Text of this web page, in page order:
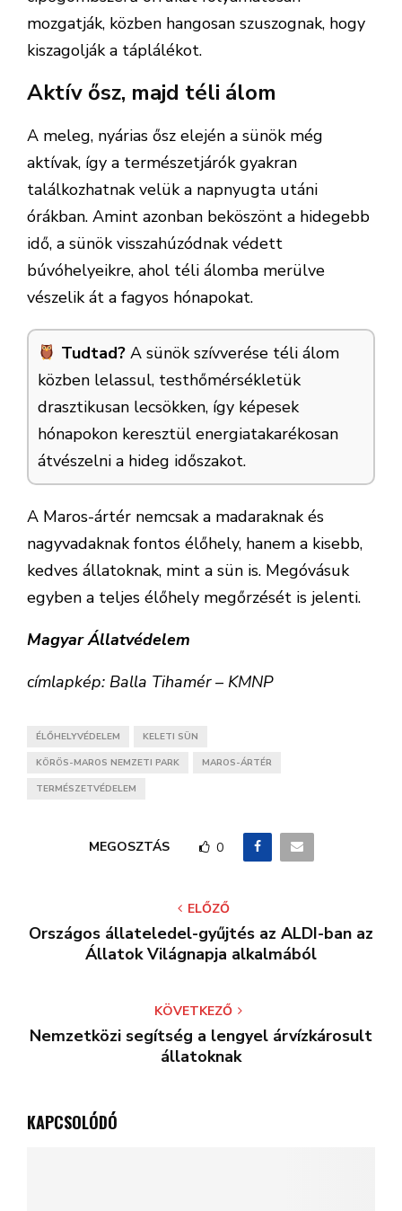
mozgatják, közben hangosan szuszognak, hogy
kiszagolják a táplálékot.
Aktív ősz, majd téli álom
A meleg, nyárias ősz elején a sünök még
aktívak, így a természetjárók gyakran
találkozhatnak velük a napnyugta utáni
órákban. Amint azonban beköszönt a hidegebb
idő, a sünök visszahúzódnak védett
búvóhelyeikre, ahol téli álomba merülve
vészelik át a fagyos hónapokat.
Tudtad?A sünök szívverése téli álom
közben lelassul, testhőmérsékletük
drasztikusan lecsökken, így képesek
hónapokon keresztül energiatakarékosan
átvészelni a hideg időszakot.
A Maros-ártér nemcsak a madaraknak és
nagyvadaknak fontos élőhely, hanem a kisebb,
kedves állatoknak, mint a sün is. Megóvásuk
egyben a teljes élőhely megőrzését is jelenti.
Magyar Állatvédelem
címlapkép: Balla Tihamér – KMNP
ÉLŐHELYVÉDELEM KELETI SÜN
KÖRÖS-MAROS NEMZETI PARK MAROS-ÁRTÉR
TERMÉSZETVÉDELEM
MEGOSZTÁS 0
ELŐZŐ
Országos állateledel-gyűjtés az ALDI-ban az
Állatok Világnapja alkalmából
KÖVETKEZŐ
Nemzetközi segítség a lengyel árvízkárosult
állatoknak
KAPCSOLÓDÓ